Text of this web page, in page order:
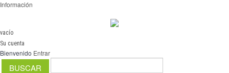
Información
vacío
Su cuenta
Bienvenido Entrar